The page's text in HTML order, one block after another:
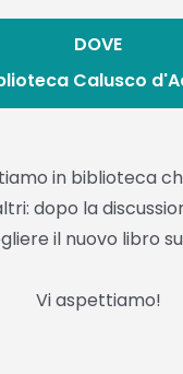
DOVE
Calusco
in biblioteca
dopo la
il nuovo libro
Vi aspettiamo!